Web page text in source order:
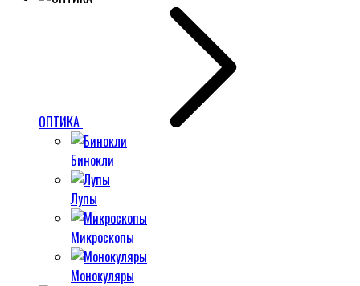
ОПТИКА
Бинокли
Лупы
Микроскопы
Монокуляры